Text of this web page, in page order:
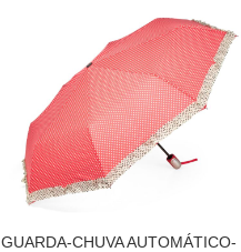
GUARDA-CHUVA AUTOMÁTICO-